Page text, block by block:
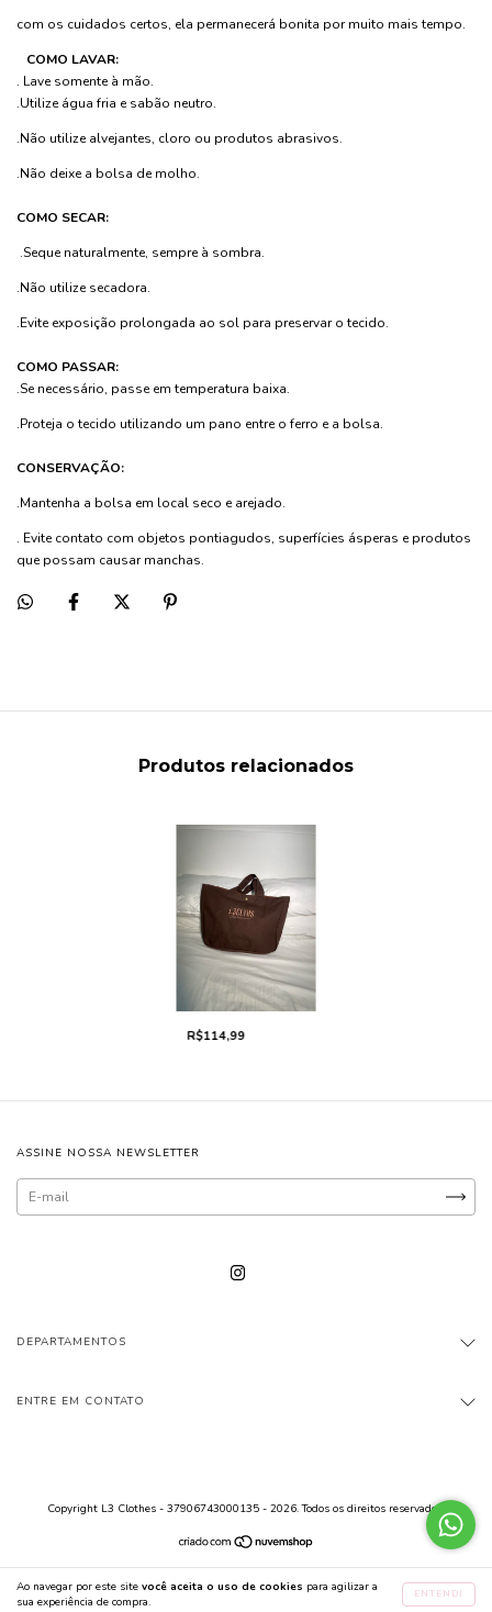
Ao navegar por este site você aceita o uso de cookies para agilizar a
sua experiência de compra.
ENTENDI
com os cuidados certos, ela permanecerá bonita por muito mais tempo.
COMO LAVAR:
. Lave somente à mão.
.Utilize água fria e sabão neutro.
.Não utilize alvejantes, cloro ou produtos abrasivos.
.Não deixe a bolsa de molho.
COMO SECAR:
.Seque naturalmente, sempre à sombra.
.Não utilize secadora.
.Evite exposição prolongada ao sol para preservar o tecido.
COMO PASSAR:
.Se necessário, passe em temperatura baixa.
.Proteja o tecido utilizando um pano entre o ferro e a bolsa.
CONSERVAÇÃO:
.Mantenha a bolsa em local seco e arejado.
. Evite contato com objetos pontiagudos, superfícies ásperas e produtos
que possam causar manchas.
Produtos relacionados
R$114,99
ASSINE NOSSA NEWSLETTER
DEPARTAMENTOS
ENTRE EM CONTATO
Copyright L3 Clothes - 37906743000135 - 2026. Todos os direitos reservados.